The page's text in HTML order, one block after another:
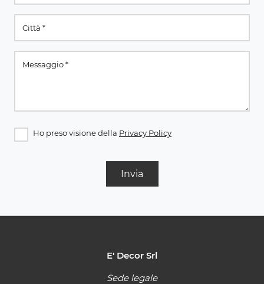
Ho preso visione della Privacy Policy
Invia
E' Decor Srl
Sede legale